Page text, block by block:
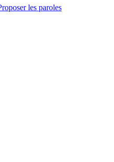
les paroles